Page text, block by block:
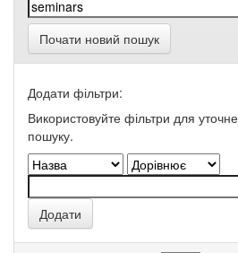
Почати новий пошук
Додати фільтри:
Використовуйте фільтри для
пошуку.